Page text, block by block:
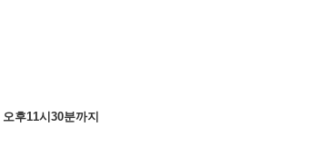
오후11시30분까지